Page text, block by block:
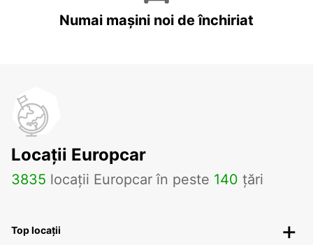
Numai mașini noi de închiriat
Locații Europcar
3835 locații Europcar în peste 140 țări
Top locații